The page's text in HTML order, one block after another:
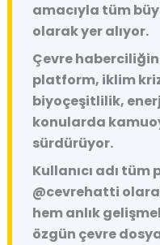
amacıyla tüm
olarak yer alıyor.
Çevre
platform, iklim
biyoçeşitlilik,
konularda
sürdürüyor.
Kullanıcı adı
@cevrehatti
hem anlık
özgün çevre